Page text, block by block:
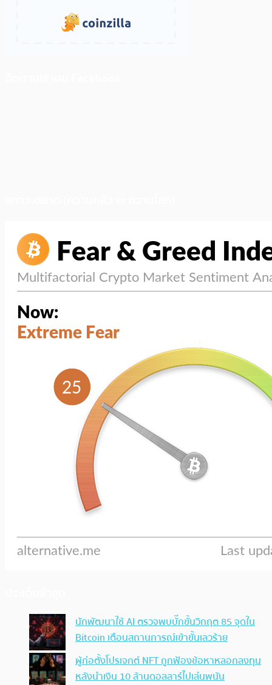
นักพัฒนาใช้ AI ตรวจพบบั๊กขั้นวิกฤต 85 จุดใน
Bitcoin เตือนสถานการณ์เข้าขั้นเลวร้าย
ผู้ก่อตั้งโปรเจกต์ NFT ถูกฟ้องข้อหาหลอกลงทุน
หลังนำเงิน 10 ล้านดอลลาร์ไปเล่นพนัน